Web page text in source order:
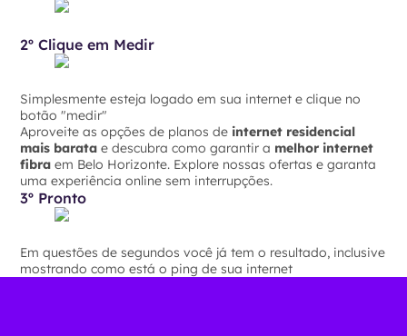
2º Clique em Medir
Simplesmente esteja logado em sua internet e clique no
botão "medir"
Aproveite as opções de planos de internet residencial
mais barata e descubra como garantir a melhor internet
fibra em Belo Horizonte. Explore nossas ofertas e garanta
uma experiência online sem interrupções.
3º Pronto
Em questões de segundos você já tem o resultado, inclusive
mostrando como está o ping de sua internet